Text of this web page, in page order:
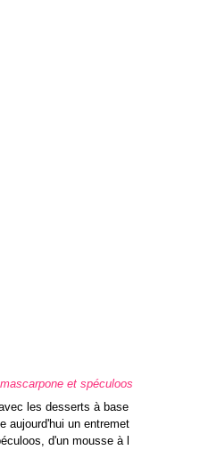
et spéculoos
les desserts à base
aujourd'hui un entremet
d'un mousse à l